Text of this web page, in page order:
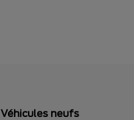
Véhicules neufs